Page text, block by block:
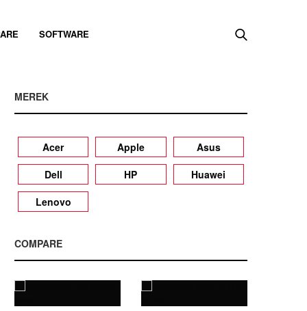
SOFTWARE
MEREK
Acer Apple
Asus
Dell
HP
Huawei
Lenovo
COMPARE